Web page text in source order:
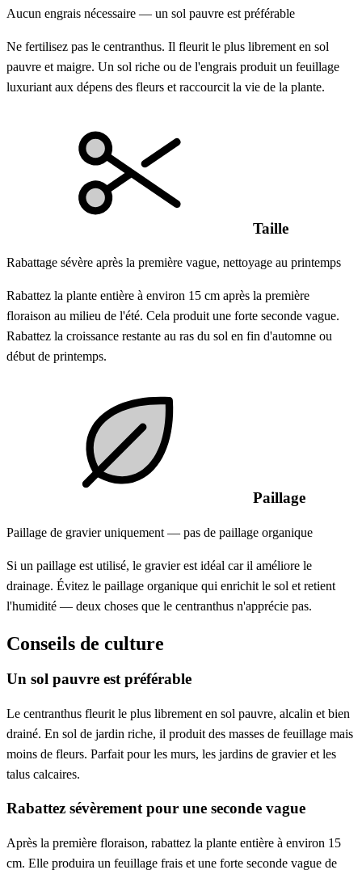
Aucun engrais nécessaire — un sol pauvre est préférable
Ne fertilisez pas le centranthus. Il fleurit le plus librement en sol
pauvre et maigre. Un sol riche ou de l'engrais produit un feuillage
luxuriant aux dépens des fleurs et raccourcit la vie de la plante.
Taille
Rabattage sévère après la première vague, nettoyage au printemps
Rabattez la plante entière à environ 15 cm après la première
floraison au milieu de l'été. Cela produit une forte seconde vague.
Rabattez la croissance restante au ras du sol en fin d'automne ou
début de printemps.
Paillage
Paillage de gravier uniquement — pas de paillage organique
Si un paillage est utilisé, le gravier est idéal car il améliore le
drainage. Évitez le paillage organique qui enrichit le sol et retient
l'humidité — deux choses que le centranthus n'apprécie pas.
Conseils de culture
Un sol pauvre est préférable
Le centranthus fleurit le plus librement en sol pauvre, alcalin et bien
drainé. En sol de jardin riche, il produit des masses de feuillage mais
moins de fleurs. Parfait pour les murs, les jardins de gravier et les
talus calcaires.
Rabattez sévèrement pour une seconde vague
Après la première floraison, rabattez la plante entière à environ 15
cm. Elle produira un feuillage frais et une forte seconde vague de